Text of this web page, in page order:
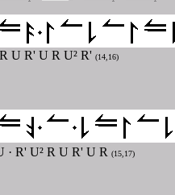
U R' U R U² R' (14,16)
· R' U² R U R' U R (15,17)